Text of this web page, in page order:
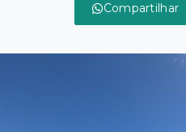
Compartilhar